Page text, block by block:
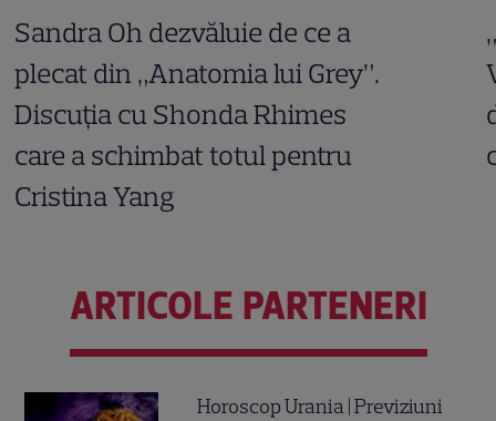
Sandra Oh dezvăluie de ce a
plecat din „Anatomia lui Grey”.
Discuția cu Shonda Rhimes
care a schimbat totul pentru
Cristina Yang
ARTICOLE PARTENERI
Horoscop Urania | Previziuni